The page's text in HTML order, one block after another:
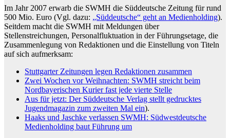
Im Jahr 2007 erwarb die SWMH die Süddeutsche Zeitung für rund
500 Mio. Euro (Vgl. dazu: „Süddeutsche“ geht an Medienholding).
Seitdem macht die SWMH mit Meldungen über
Stellenstreichungen, Personalfluktuation in der Führungsetage, die
Zusammenlegung von Redaktionen und die Einstellung von Titeln
auf sich aufmerksam:
Stuttgarter Zeitungen legen Redaktionen zusammen
Zwei Wochen vor Weihnachten: SWMH streicht beim
Nordbayerischen Kurier fast jede vierte Stelle
Aus für jetzt: Der Süddeutsche Verlag stellt gedrucktes
Jugendmagazin zum zweiten Mal ein).
Haaks und Jaschke verlassen SWMH: Südwestdeutsche
Medienholding baut Führung um